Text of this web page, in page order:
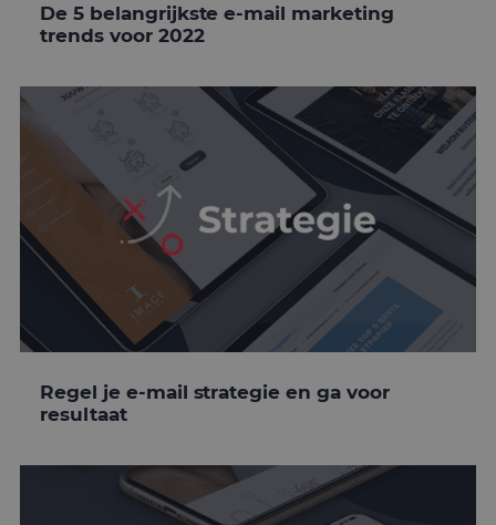
De 5 belangrijkste e-mail marketing
trends voor 2022
Regel je e-mail strategie en ga voor
resultaat